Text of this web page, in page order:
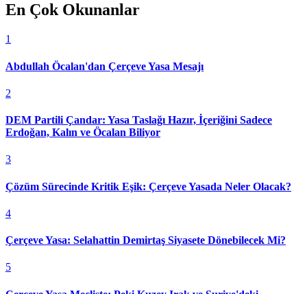
En Çok Okunanlar
1
Abdullah Öcalan'dan Çerçeve Yasa Mesajı
2
DEM Partili Çandar: Yasa Taslağı Hazır, İçeriğini Sadece
Erdoğan, Kalın ve Öcalan Biliyor
3
Çözüm Sürecinde Kritik Eşik: Çerçeve Yasada Neler Olacak?
4
Çerçeve Yasa: Selahattin Demirtaş Siyasete Dönebilecek Mi?
5